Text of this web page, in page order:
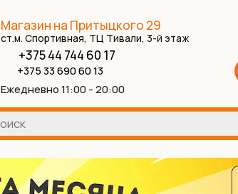
Магазин на Притыцкого 29
ст.м. Спортивная, ТЦ Тивали, 3-й этаж
+375 44 744 60 17
+375 33 690 60 13
Ежедневно 11:00 - 20:00